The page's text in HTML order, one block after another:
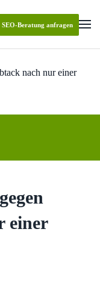
SEO-Beratung anfragen
nach nur einer
einer